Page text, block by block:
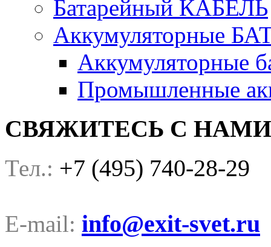
Батарейный КАБЕЛЬ
Аккумуляторные
Аккумуляторные
Промышленные
СВЯЖИТЕСЬ С НАМИ
Тел.: +7 (495) 740-28-29
E-mail: info@exit-svet.ru